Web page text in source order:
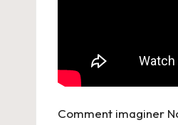
Comment imaginer